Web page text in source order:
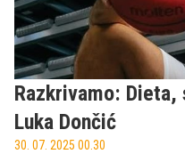
Razkrivamo:
Luka Dončić
30. 07. 2025 00.30